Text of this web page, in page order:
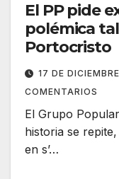
El PP pide
polémica
Portocristo
17 DE
COMENTARIOS
El Grupo
historia se
en s’…